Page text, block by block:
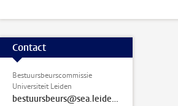
Contact
Bestuursbeurscommissie
Universiteit Leiden
bestuursbeurs@sea.leidenuniv.nl